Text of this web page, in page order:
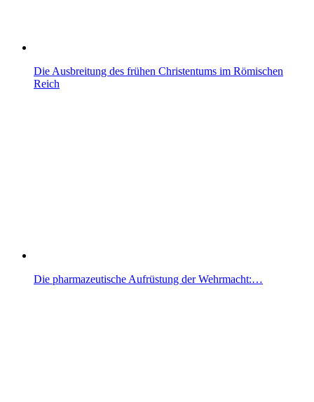
Die Ausbreitung des frühen Christentums im Römischen
Reich
Die pharmazeutische Aufrüstung der Wehrmacht:…